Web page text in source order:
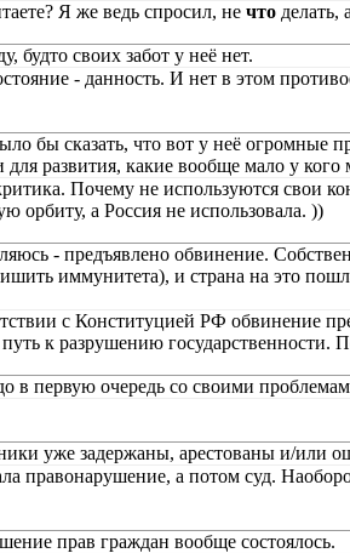
Я же ведь спросил, не что делать, а
будто своих забот у неё нет.
- данность. И нет в этом
бы сказать, что вот у неё огромные
развития, какие вообще мало у
Почему не используются свои
орбиту, а Россия не использовала. ))
- предъявлено обвинение.
иммунитета), и страна на это
с Конституцией РФ обвинение
к разрушению государственности.
в первую очередь со своими
уже задержаны, арестованы и/или
правонарушение, а потом суд.
прав граждан вообще состоялось.